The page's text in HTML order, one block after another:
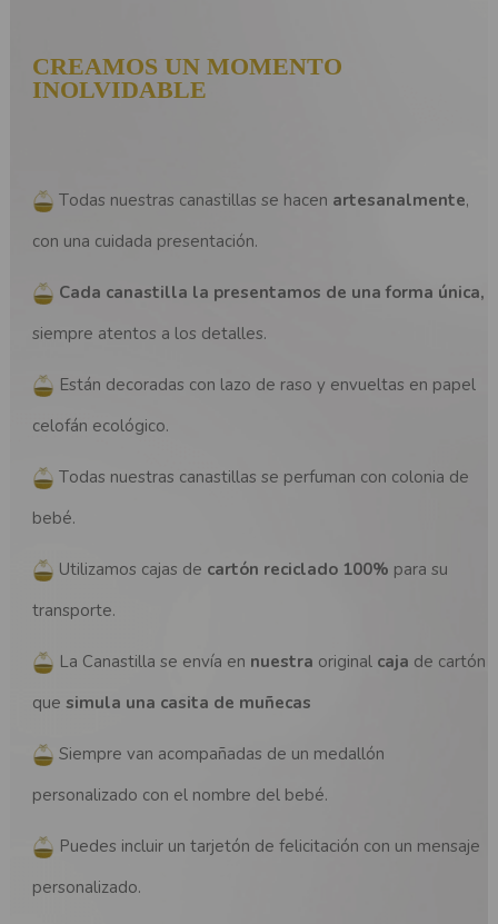
(1 nota)
CREAMOS UN MOMENTO
INOLVIDABLE
Todas nuestras canastillas se hacen artesanalmente,
con una cuidada presentación.
Cada canastilla la presentamos de una forma única,
siempre atentos a los detalles.
Están decoradas con lazo de raso y envueltas en papel
celofán ecológico.
Todas nuestras canastillas se perfuman con colonia de
bebé.
Utilizamos cajas de cartón reciclado 100% para su
transporte.
La Canastilla se envía en nuestra original caja de cartón
que simula una casita de muñecas
Siempre van acompañadas de un medallón
personalizado con el nombre del bebé.
Puedes incluir un tarjetón de felicitación con un mensaje
personalizado.